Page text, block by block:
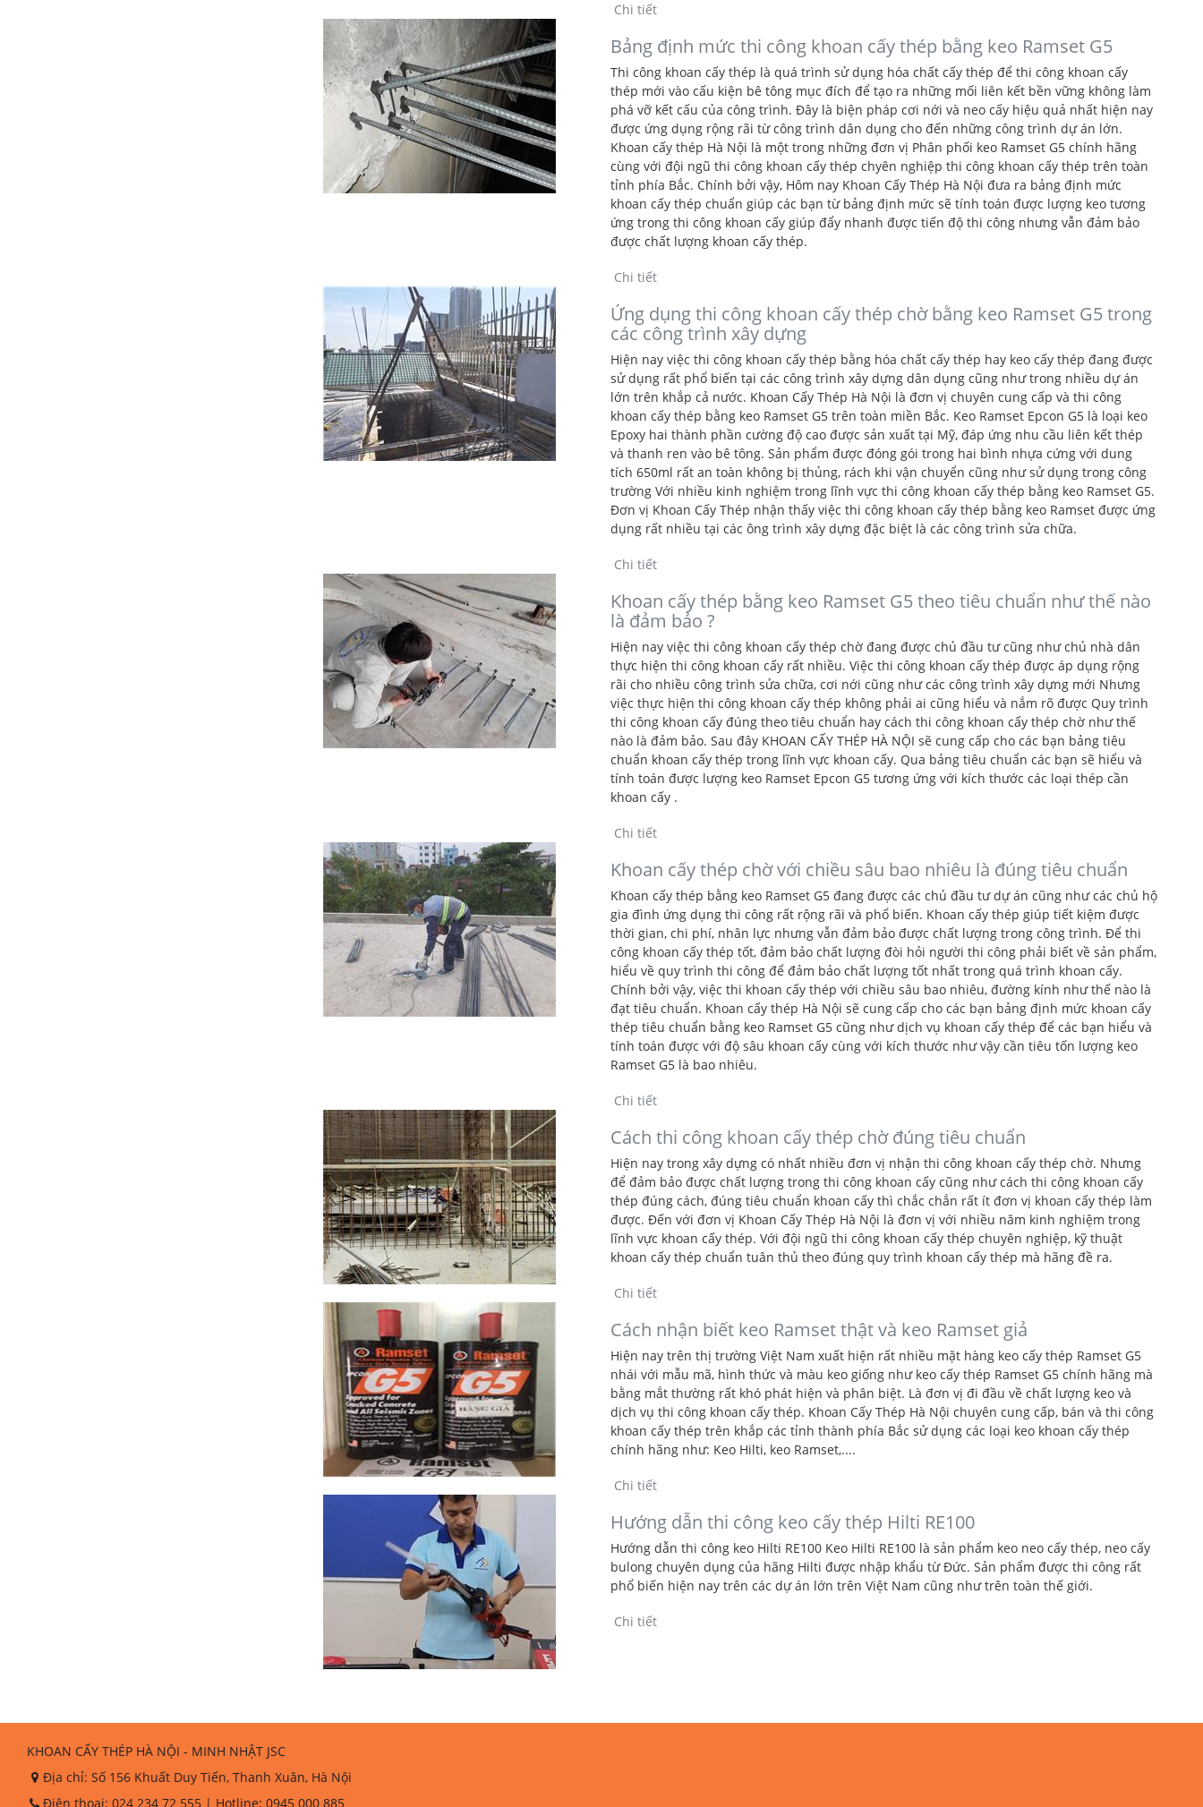
Chi tiết
Bảng định mức thi công khoan cấy thép bằng keo Ramset G5
Thi công khoan cấy thép là quá trình sử dụng hóa chất cấy thép để thi công khoan cấy
thép mới vào cấu kiện bê tông mục đích để tạo ra những mối liên kết bền vững không làm
phá vỡ kết cấu của công trình. Đây là biện pháp cơi nới và neo cấy hiệu quả nhất hiện nay
được ứng dụng rộng rãi từ công trình dân dụng cho đến những công trình dự án lớn.
Khoan cấy thép Hà Nội là một trong những đơn vị Phân phối keo Ramset G5 chính hãng
cùng với đội ngũ thi công khoan cấy thép chyên nghiệp thi công khoan cấy thép trên toàn
tỉnh phía Bắc. Chính bởi vậy, Hôm nay Khoan Cấy Thép Hà Nội đưa ra bảng định mức
khoan cấy thép chuẩn giúp các bạn từ bảng định mức sẽ tính toán được lượng keo tương
ứng trong thi công khoan cấy giúp đẩy nhanh được tiến độ thi công nhưng vẫn đảm bảo
được chất lượng khoan cấy thép.
Chi tiết
Ứng dụng thi công khoan cấy thép chờ bằng keo Ramset G5 trong
các công trình xây dựng
Hiện nay việc thi công khoan cấy thép bằng hóa chất cấy thép hay keo cấy thép đang được
sử dụng rất phổ biến tại các công trình xây dựng dân dụng cũng như trong nhiều dự án
lớn trên khắp cả nước. Khoan Cấy Thép Hà Nội là đơn vị chuyên cung cấp và thi công
khoan cấy thép bằng keo Ramset G5 trên toàn miền Bắc. Keo Ramset Epcon G5 là loại keo
Epoxy hai thành phần cường độ cao được sản xuất tại Mỹ, đáp ứng nhu cầu liên kết thép
và thanh ren vào bê tông. Sản phẩm được đóng gói trong hai bình nhựa cứng với dung
tích 650ml rất an toàn không bị thủng, rách khi vận chuyển cũng như sử dụng trong công
trường Với nhiều kinh nghiệm trong lĩnh vực thi công khoan cấy thép bằng keo Ramset G5.
Đơn vị Khoan Cấy Thép nhận thấy việc thi công khoan cấy thép bằng keo Ramset được ứng
dụng rất nhiều tại các ông trình xây dựng đặc biệt là các công trình sửa chữa.
Chi tiết
Khoan cấy thép bằng keo Ramset G5 theo tiêu chuẩn như thế nào
là đảm bảo ?
Hiện nay việc thi công khoan cấy thép chờ đang được chủ đầu tư cũng như chủ nhà dân
thực hiện thi công khoan cấy rất nhiều. Việc thi công khoan cấy thép được áp dụng rộng
rãi cho nhiều công trình sửa chữa, cơi nới cũng như các công trình xây dựng mới Nhưng
việc thực hiện thi công khoan cấy thép không phải ai cũng hiểu và nắm rõ được Quy trình
thi công khoan cấy đúng theo tiêu chuẩn hay cách thi công khoan cấy thép chờ như thế
nào là đảm bảo. Sau đây KHOAN CẤY THÉP HÀ NỘI sẽ cung cấp cho các bạn bảng tiêu
chuẩn khoan cấy thép trong lĩnh vực khoan cấy. Qua bảng tiêu chuẩn các bạn sẽ hiểu và
tính toán được lượng keo Ramset Epcon G5 tương ứng với kích thước các loại thép cần
khoan cấy .
Chi tiết
Khoan cấy thép chờ với chiều sâu bao nhiêu là đúng tiêu chuẩn
Khoan cấy thép bằng keo Ramset G5 đang được các chủ đầu tư dự án cũng như các chủ hộ
gia đình ứng dụng thi công rất rộng rãi và phổ biến. Khoan cấy thép giúp tiết kiệm được
thời gian, chi phí, nhân lực nhưng vẫn đảm bảo được chất lượng trong công trình. Để thi
công khoan cấy thép tốt, đảm bảo chất lượng đòi hỏi người thi công phải biết về sản phẩm,
hiểu về quy trình thi công để đảm bảo chất lượng tốt nhất trong quá trình khoan cấy.
Chính bởi vậy, việc thi khoan cấy thép với chiều sâu bao nhiêu, đường kính như thế nào là
đạt tiêu chuẩn. Khoan cấy thép Hà Nội sẽ cung cấp cho các bạn bảng định mức khoan cấy
thép tiêu chuẩn bằng keo Ramset G5 cũng như dịch vụ khoan cấy thép để các bạn hiểu và
tính toán được với độ sâu khoan cấy cùng với kích thước như vậy cần tiêu tốn lượng keo
Ramset G5 là bao nhiêu.
Chi tiết
Cách thi công khoan cấy thép chờ đúng tiêu chuẩn
Hiện nay trong xây dựng có nhất nhiều đơn vị nhận thi công khoan cấy thép chờ. Nhưng
để đảm bảo được chất lượng trong thi công khoan cấy cũng như cách thi công khoan cấy
thép đúng cách, đúng tiêu chuẩn khoan cấy thì chắc chắn rất ít đơn vị khoan cấy thép làm
được. Đến với đơn vị Khoan Cấy Thép Hà Nội là đơn vị với nhiều năm kinh nghiệm trong
lĩnh vực khoan cấy thép. Với đội ngũ thi công khoan cấy thép chuyên nghiệp, kỹ thuật
khoan cấy thép chuẩn tuân thủ theo đúng quy trình khoan cấy thép mà hãng đề ra.
Chi tiết
Cách nhận biết keo Ramset thật và keo Ramset giả
Hiện nay trên thị trường Việt Nam xuất hiện rất nhiều mặt hàng keo cấy thép Ramset G5
nhái với mẫu mã, hình thức và màu keo giống như keo cấy thép Ramset G5 chính hãng mà
bằng mắt thường rất khó phát hiện và phân biệt. Là đơn vị đi đầu về chất lượng keo và
dịch vụ thi công khoan cấy thép. Khoan Cấy Thép Hà Nội chuyên cung cấp, bán và thi công
khoan cấy thép trên khắp các tỉnh thành phía Bắc sử dụng các loại keo khoan cấy thép
chính hãng như: Keo Hilti, keo Ramset,....
Chi tiết
Hướng dẫn thi công keo cấy thép Hilti RE100
Hướng dẫn thi công keo Hilti RE100 Keo Hilti RE100 là sản phẩm keo neo cấy thép, neo cấy
bulong chuyên dụng của hãng Hilti được nhập khẩu từ Đức. Sản phẩm được thi công rất
phổ biến hiện nay trên các dự án lớn trên Việt Nam cũng như trên toàn thế giới.
Chi tiết
KHOAN CẤY THÉP HÀ NỘI - MINH NHẬT JSC
Địa chỉ: Số 156 Khuất Duy Tiến, Thanh Xuân, Hà Nội
Điện thoại: 024 234 72 555 | Hotline: 0945 000 885